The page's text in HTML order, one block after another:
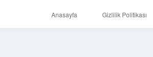
Anasayfa Gizlilik Politikası